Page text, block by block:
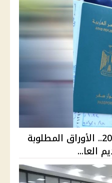
استخراج جواز السفر 2026.. الأوراق المطلوبة
العا...